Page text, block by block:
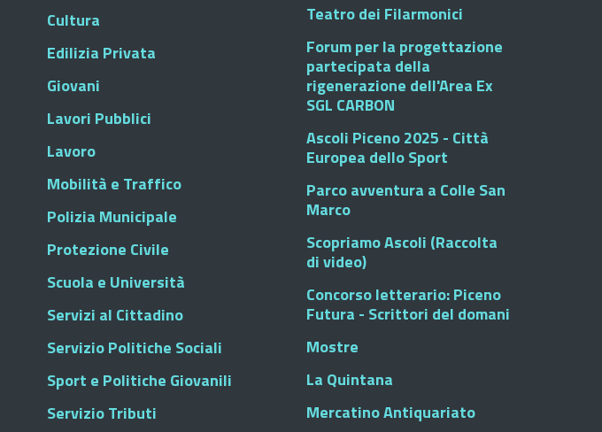
Cultura
Edilizia Privata
Giovani
Lavori Pubblici
Lavoro
Mobilità e Traffico
Polizia Municipale
Protezione Civile
Scuola e Università
Servizi al Cittadino
Servizio Politiche Sociali
Sport e Politiche Giovanili
Servizio Tributi
Teatro dei Filarmonici
Forum per la progettazione
partecipata della
rigenerazione dell'Area Ex
SGL CARBON
Ascoli Piceno 2025 - Città
Europea dello Sport
Parco avventura a Colle San
Marco
Scopriamo Ascoli (Raccolta
di video)
Concorso letterario: Piceno
Futura - Scrittori del domani
Mostre
La Quintana
Mercatino Antiquariato